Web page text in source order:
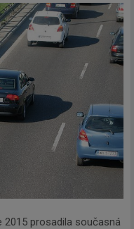
2015 prosadila současná